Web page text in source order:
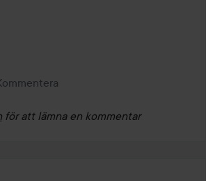
för att lämna en kommentar